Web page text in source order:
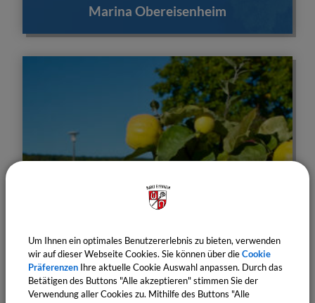
Marina Obereisenheim
Um Ihnen ein optimales Benutzererlebnis zu bieten, verwenden
wir auf dieser Webseite Cookies. Sie können über dieCookie
Präferenzen Ihre aktuelle Cookie Auswahl anpassen. Durch das
Betätigen des Buttons "Alle akzeptieren" stimmen Sie der
Verwendung aller Cookies zu. Mithilfe des Buttons "Alle